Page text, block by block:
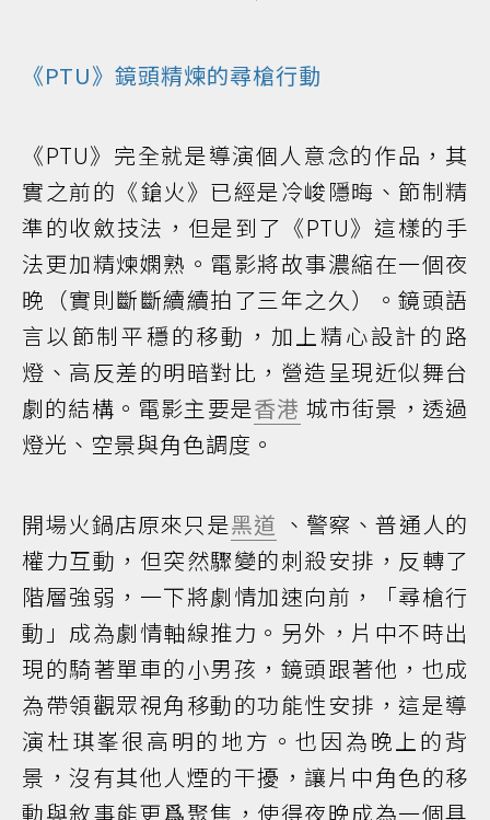
《PTU》鏡頭精煉的尋槍行動
《PTU》完全就是導演個人意念的作品，其
實之前的《鎗火》已經是冷峻隱晦、節制精
準的收斂技法，但是到了《PTU》這樣的手
法更加精煉嫻熟。電影將故事濃縮在一個夜
晚（實則斷斷續續拍了三年之久）。鏡頭語
言以節制平穩的移動，加上精心設計的路
燈、高反差的明暗對比，營造呈現近似舞台
劇的結構。電影主要是香港 城市街景，透過
燈光、空景與角色調度。
開場火鍋店原來只是黑道 、警察、普通人的
權力互動，但突然驟變的刺殺安排，反轉了
階層強弱，一下將劇情加速向前，「尋槍行
動」成為劇情軸線推力。另外，片中不時出
現的騎著單車的小男孩，鏡頭跟著他，也成
為帶領觀眾視角移動的功能性安排，這是導
演杜琪峯很高明的地方。也因為晚上的背
景，沒有其他人煙的干擾，讓片中角色的移
動與敘事能更爲聚焦，使得夜晚成為一個具